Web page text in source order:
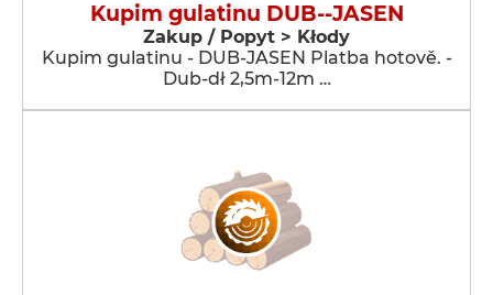
Kupim gulatinu DUB--JASEN
Zakup / Popyt > Kłody
Kupim gulatinu - DUB-JASEN Platba hotově. -
Dub-dł 2,5m-12m …